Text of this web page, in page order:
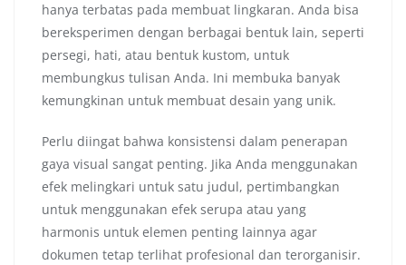
hanya terbatas pada membuat lingkaran. Anda bisa
bereksperimen dengan berbagai bentuk lain, seperti
persegi, hati, atau bentuk kustom, untuk
membungkus tulisan Anda. Ini membuka banyak
kemungkinan untuk membuat desain yang unik.
Perlu diingat bahwa konsistensi dalam penerapan
gaya visual sangat penting. Jika Anda menggunakan
efek melingkari untuk satu judul, pertimbangkan
untuk menggunakan efek serupa atau yang
harmonis untuk elemen penting lainnya agar
dokumen tetap terlihat profesional dan terorganisir.